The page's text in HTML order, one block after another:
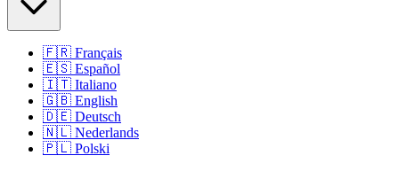
🇫🇷 Français
🇪🇸 Español
🇮🇹 Italiano
🇬🇧 English
🇩🇪 Deutsch
🇳🇱 Nederlands
🇵🇱 Polski